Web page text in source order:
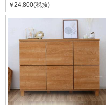
￥24,800(税抜)